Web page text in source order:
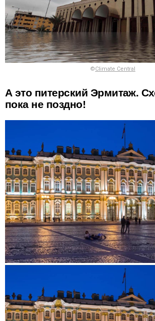
©Climate Central
А это питерский Эрмитаж.
пока не поздно!